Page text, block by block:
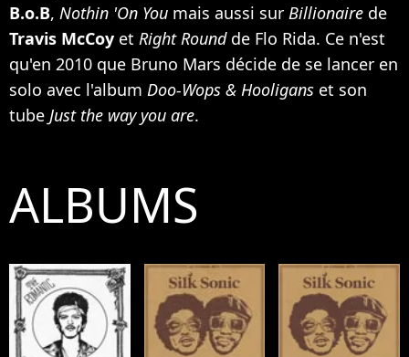
B.o.B, Nothin 'On You mais aussi sur Billionaire de
Travis McCoy et Right Round de Flo Rida. Ce n'est
qu'en 2010 que Bruno Mars décide de se lancer en
solo avec l'album Doo-Wops & Hooligans et son
tube Just the way you are.
ALBUMS